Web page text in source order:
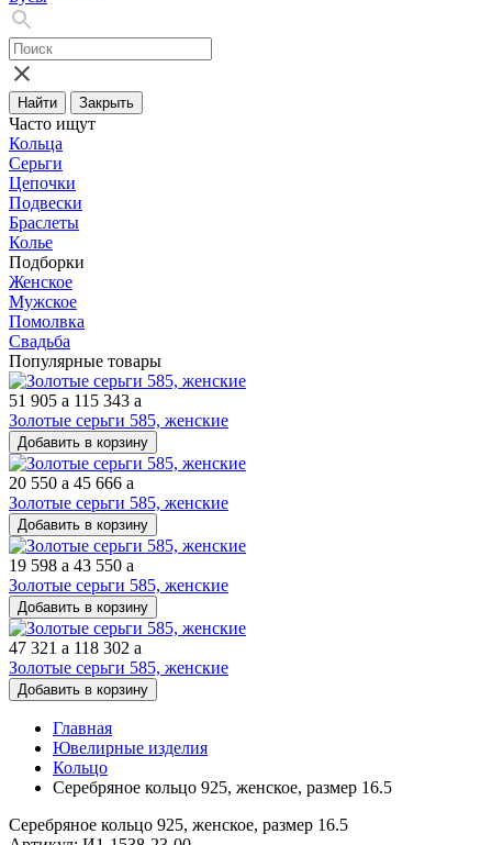
Найти Закрыть
Часто ищут
Кольца
Серьги
Цепочки
Подвески
Браслеты
Колье
Подборки
Женское
Мужское
Помолвка
Свадьба
Популярные товары
51 905 a 115 343 a
Золотые серьги 585, женские
Добавить в корзину
20 550 a 45 666 a
Золотые серьги 585, женские
Добавить в корзину
19 598 a 43 550 a
Золотые серьги 585, женские
Добавить в корзину
47 321 a 118 302 a
Золотые серьги 585, женские
Добавить в корзину
Главная
Ювелирные изделия
Кольцо
Серебряное кольцо 925, женское, размер 16.5
Серебряное кольцо 925, женское, размер 16.5